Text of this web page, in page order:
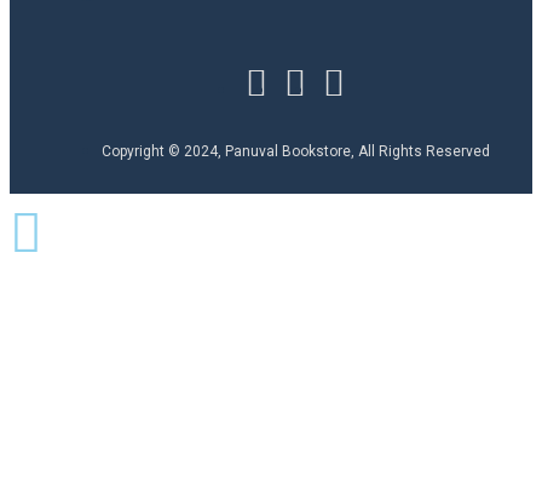
Copyright © 2024, Panuval Bookstore, All Rights Reserved